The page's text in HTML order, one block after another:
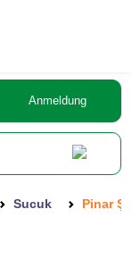
Anmeldung
Sucuk Pinar